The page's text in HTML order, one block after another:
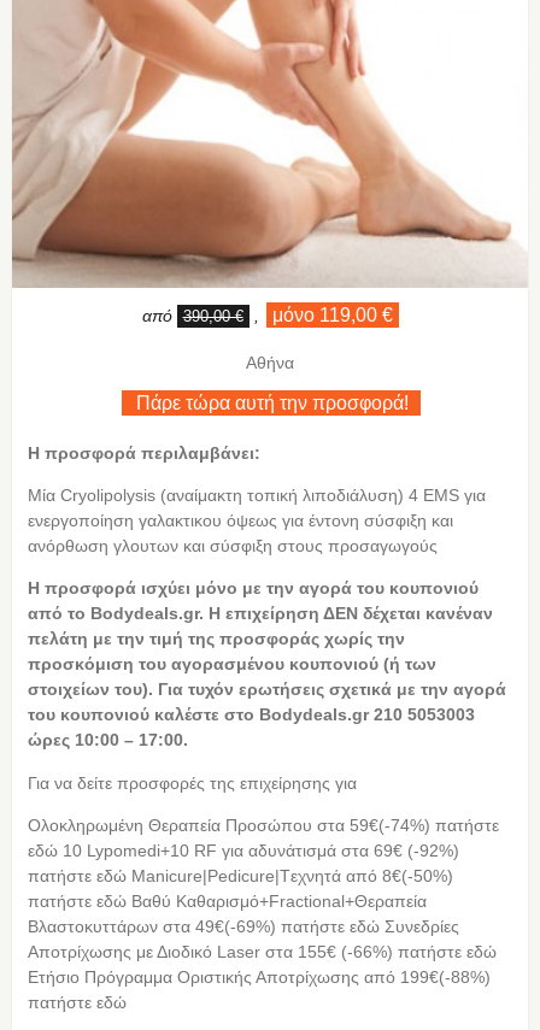
από 390,00 € μόνο 119,00 €
Αθήνα
Πάρε τώρα αυτή την προσφορά!
Η προσφορά περιλαμβάνει:
Μία Cryolipolysis (αναίμακτη τοπική λιποδιάλυση) 4 EMS για
ενεργοποίηση γαλακτικου όψεως για έντονη σύσφιξη και
ανόρθωση γλουτων και σύσφιξη στους προσαγωγούς
Η προσφορά ισχύει μόνο με την αγορά του κουπονιού
από το Bodydeals.gr. Η επιχείρηση ΔΕΝ δέχεται κανέναν
πελάτη με την τιμή της προσφοράς χωρίς την
προσκόμιση του αγορασμένου κουπονιού (ή των
στοιχείων του). Για τυχόν ερωτήσεις σχετικά με την αγορά
του κουπονιού καλέστε στο Bodydeals.gr 210 5053003
ώρες 10:00 – 17:00.
Για να δείτε προσφορές της επιχείρησης για
Ολοκληρωμένη Θεραπεία Προσώπου στα 59€(-74%) πατήστε
εδώ 10 Lypomedi+10 RF για αδυνάτισμά στα 69€ (-92%)
πατήστε εδώ Manicure|Pedicure|Tεχνητά από 8€(-50%)
πατήστε εδώ Βαθύ Καθαρισμό+Fractional+Θεραπεία
Βλαστοκυττάρων στα 49€(-69%) πατήστε εδώ Συνεδρίες
Αποτρίχωσης με Διοδικό Laser στα 155€ (-66%) πατήστε εδώ
Ετήσιο Πρόγραμμα Οριστικής Αποτρίχωσης από 199€(-88%)
πατήστε εδώ